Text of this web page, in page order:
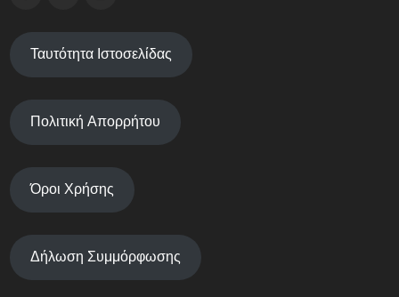
Ταυτότητα Ιστοσελίδας
Πολιτική Απορρήτου
Όροι Χρήσης
Δήλωση Συμμόρφωσης